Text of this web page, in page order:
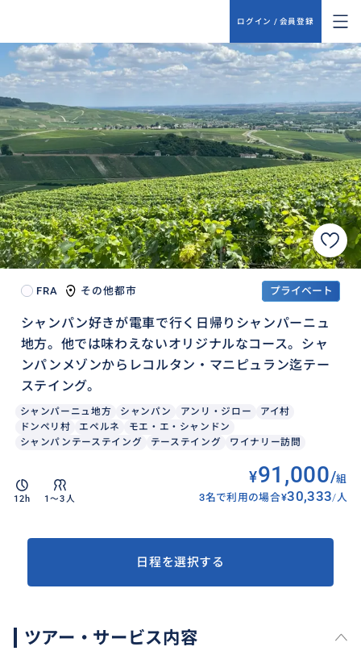
ログイン / 会員登録
FRA その他都市 プライベート
シャンパン好きが電車で行く日帰りシャンパーニュ
地方。他では味わえないオリジナルなコース。シャ
ンパンメゾンからレコルタン・マニピュラン迄テー
ステイング。
シャンパーニュ地方 シャンパン アンリ・ジロー
アイ村
ドンペリ村
エペルネ
モエ・エ・シャンドン
シャンパンテーステイング
テーステイング ワイナリー訪問
12h 1〜3人
¥91,000/組
3名で利用の場合¥30,333/ 人
日程を選択する
ツアー・サービス内容